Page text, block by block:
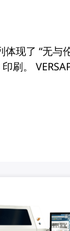
体现了 “无
刷。